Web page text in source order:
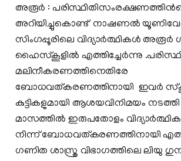
അരൂര്‍ :
അറിയിച്ചുകൊണ്ട്‌ നാഷണല്‍
സിംഗപ്പൂരിലെ വിദ്യാര്‍ത്ഥികള്‍ അരൂര്‍
ഹൈസ്കൂളില്‍ എത്തിച്ചേര്‍ന്നു
മലിനീകരണത്തിനെതിരേ
ബോധവത്കരണത്തിനായി ഇവര്‍
കുട്ടികളുമായി ആശയവിനിമയം
മാസത്തില്‍ ഇരുപതോളം
നിന്ന് ബോധവത്കരണത്തിനായി
ഗണിത ശാസ്ത്ര വിഭാഗത്തിലെ ലിയു